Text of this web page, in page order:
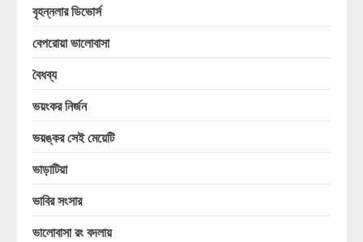
বৃহন্নলার ডিভোর্স
বেপরোয়া ভালোবাসা
বৈধব্য
ভয়ংকর নির্জন
ভয়ঙ্কর সেই মেয়েটি
ভাড়াটিয়া
ভাবির সংসার
ভালোবাসা রং বদলায়